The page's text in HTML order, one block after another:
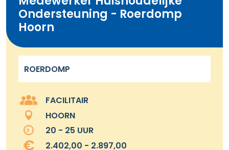
Ondersteuning - Roerdomp
Hoorn
ROERDOMP
FACILITAIR
HOORN
20 - 25 UUR
2.402,00 - 2.897,00